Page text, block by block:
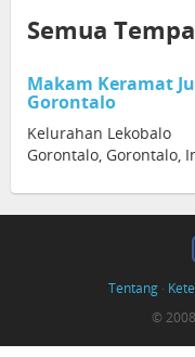
Semua
Makam Keramat
Gorontalo
Kelurahan Lekobalo
Gorontalo, Gorontalo,
Tentang·
©